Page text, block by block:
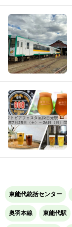
東能代統括センター
奥羽本線 東能代駅